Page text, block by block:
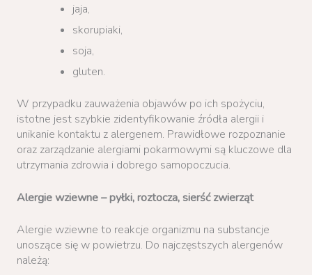
jaja,
skorupiaki,
soja,
gluten.
W przypadku zauważenia objawów po ich spożyciu,
istotne jest szybkie zidentyfikowanie źródła alergii i
unikanie kontaktu z alergenem. Prawidłowe rozpoznanie
oraz zarządzanie alergiami pokarmowymi są kluczowe dla
utrzymania zdrowia i dobrego samopoczucia.
Alergie wziewne – pyłki, roztocza, sierść zwierząt
Alergie wziewne to reakcje organizmu na substancje
unoszące się w powietrzu. Do najczęstszych alergenów
należą: